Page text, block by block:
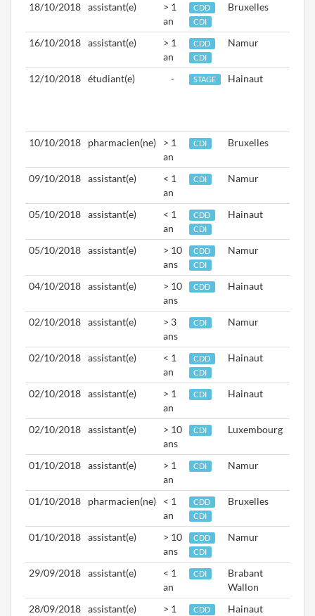
18/10/2018 assistant(e)
> 1
an
CDD
CDI
Bruxelles
16/10/2018 assistant(e)
> 1
an
CDD
CDI
Namur
12/10/2018 étudiant(e) - STAGE Hainaut
10/10/2018
pharmacien(ne)
> 1
an
CDI Bruxelles
09/10/2018 assistant(e)
< 1
an
CDI Namur
05/10/2018 assistant(e)
< 1
an
CDD
CDI
Hainaut
05/10/2018 assistant(e)
> 10
ans
CDD
CDI
Namur
04/10/2018 assistant(e)
> 10
ans
CDD Hainaut
02/10/2018 assistant(e)
> 3
ans
CDI Namur
02/10/2018 assistant(e)
< 1
an
CDD
CDI
Hainaut
02/10/2018 assistant(e)
> 1
an
CDI Hainaut
02/10/2018 assistant(e)
> 10
ans
CDI Luxembourg
01/10/2018 assistant(e)
> 1
an
CDI Namur
01/10/2018
pharmacien(ne)
< 1
an
CDD
CDI
Bruxelles
01/10/2018 assistant(e)
> 10
ans
CDD
CDI
Namur
29/09/2018 assistant(e)
< 1
an
CDI
Brabant
Wallon
28/09/2018 assistant(e)
> 1
CDD
Hainaut